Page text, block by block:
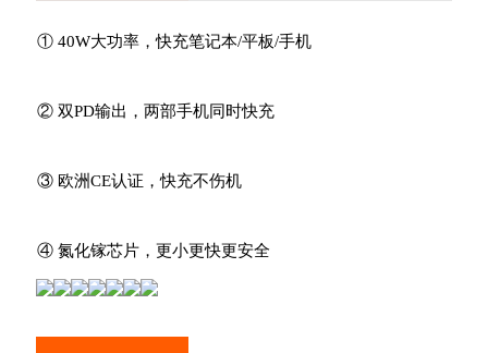
① 40W大功率，快充笔记本/平板/手机
② 双PD输出，两部手机同时快充
③ 欧洲CE认证，快充不伤机
④ 氮化镓芯片，更小更快更安全